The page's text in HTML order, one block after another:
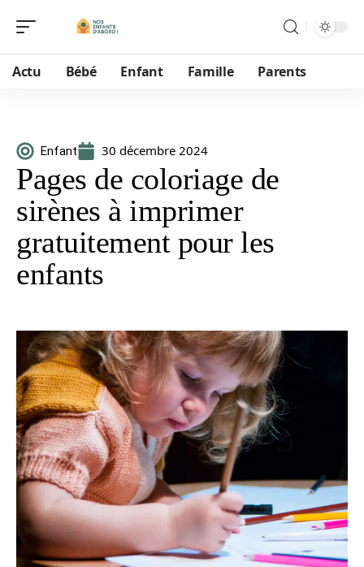
Actu Bébé Enfant Famille Parents
Enfant 30 décembre 2024
Pages de coloriage de
sirènes à imprimer
gratuitement pour les
enfants